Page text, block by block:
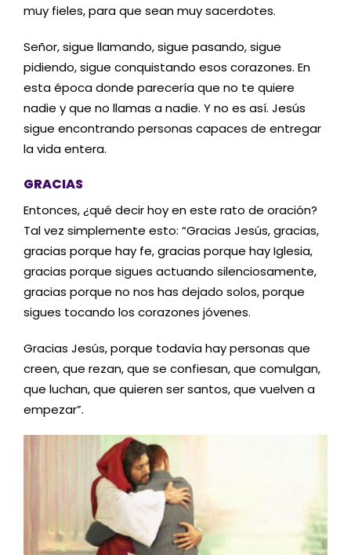
muy fieles, para que sean muy sacerdotes.
Señor, sigue llamando, sigue pasando, sigue
pidiendo, sigue conquistando esos corazones. En
esta época donde parecería que no te quiere
nadie y que no llamas a nadie. Y no es así. Jesús
sigue encontrando personas capaces de entregar
la vida entera.
GRACIAS
Entonces, ¿qué decir hoy en este rato de oración?
Tal vez simplemente esto: “Gracias Jesús, gracias,
gracias porque hay fe, gracias porque hay Iglesia,
gracias porque sigues actuando silenciosamente,
gracias porque no nos has dejado solos, porque
sigues tocando los corazones jóvenes.
Gracias Jesús, porque todavía hay personas que
creen, que rezan, que se confiesan, que comulgan,
que luchan, que quieren ser santos, que vuelven a
empezar”.